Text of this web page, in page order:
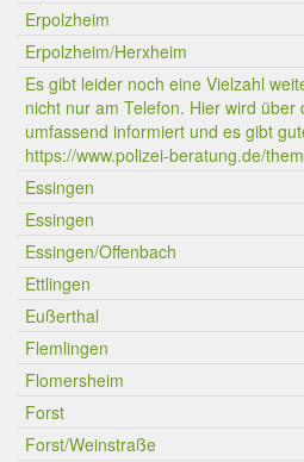
Erpolzheim
Erpolzheim/Herxheim
Es gibt leider noch eine Vielzahl
nicht nur am Telefon. Hier wird über
umfassend informiert und es gibt
https://www.polizei-beratung.de/
Essingen
Essingen
Essingen/Offenbach
Ettlingen
Eußerthal
Flemlingen
Flomersheim
Forst
Forst/Weinstraße